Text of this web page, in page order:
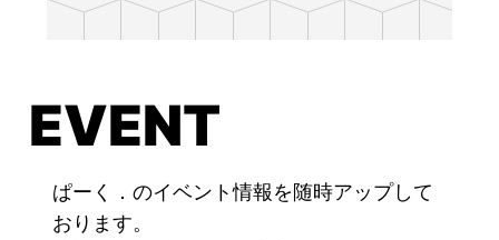
EVENT
ぱーく．のイベント情報を随時アップして
おります。